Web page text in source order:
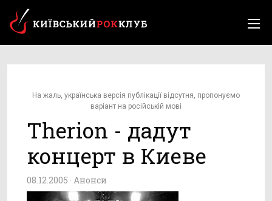
На жаль, українська версія публікації відсутня, пропонуємо
варіант на російській мові
Therion - дадут
концерт в Киеве
08.12.2005 · Анонси